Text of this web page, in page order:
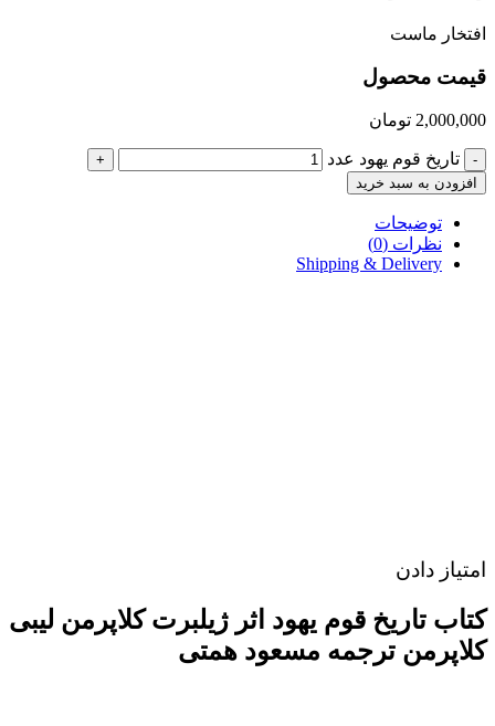
افتخار ماست
قیمت محصول
2,000,000 تومان
- تاریخ قوم یهود عدد
+
افزودن به سبد خرید
توضیحات
نظرات (0)
Shipping & Delivery
امتیاز دادن
کتاب تاریخ قوم یهود اثر ژیلبرت کلاپرمن لیبی
کلاپرمن ترجمه مسعود همتی